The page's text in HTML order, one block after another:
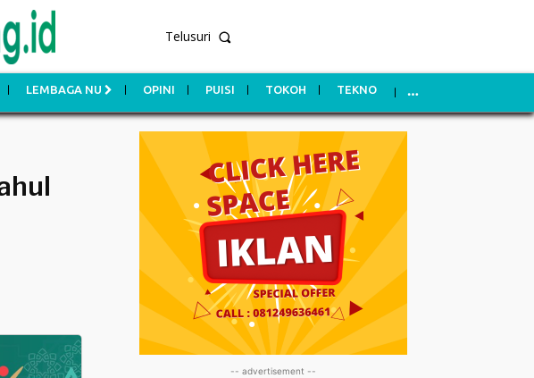
Telusuri
LEMBAGA NU OPINI PUISI TOKOH TEKNO
-- advertisement --